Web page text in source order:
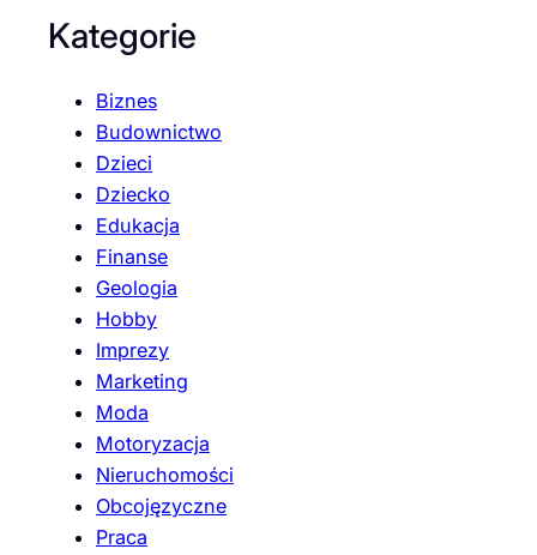
Kategorie
Biznes
Budownictwo
Dzieci
Dziecko
Edukacja
Finanse
Geologia
Hobby
Imprezy
Marketing
Moda
Motoryzacja
Nieruchomości
Obcojęzyczne
Praca